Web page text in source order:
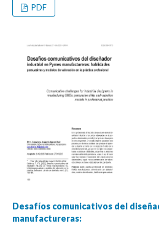
PDF
Desafíos comunicativos del
manufactureras: